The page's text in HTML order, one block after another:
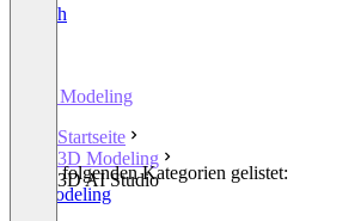
English
3D Modeling
Startseite
3D Modeling
3D AI Studio
In den folgenden Kategorien gelistet:
3D Modeling